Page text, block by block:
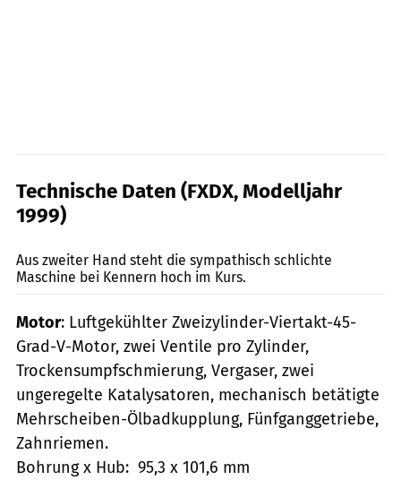
Technische Daten (FXDX, Modelljahr
1999)
Aus zweiter Hand steht die sympathisch schlichte
Maschine bei Kennern hoch im Kurs.
Motor: Luftgekühlter Zweizylinder-Viertakt-45-
Grad-V-Motor, zwei Ventile pro Zylinder,
Trockensumpfschmierung, Vergaser, zwei
ungeregelte Katalysatoren, mechanisch betätigte
Mehrscheiben-Ölbadkupplung, Fünfganggetriebe,
Zahnriemen.
Bohrung x Hub: 95,3 x 101,6 mm